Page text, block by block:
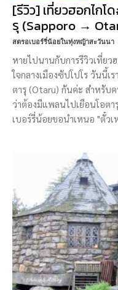
[รีวิว] เที่ยวฮอกไกโ
รุ (Sapporo →
สตรอเบอร์รี่น้อยในทุ่งหญ้าสะวันนา
หายไปนานกับการรีวิวเที่ยว
ใจกลางเมืองซัปโปโร วันนี้เ
ตารุ (Otaru) กันค่ะ สำหรับ
ว่าต้องมีแพลนไปเยือนโอต
เบอร์รี่น้อยขอนำเหนอ "ตั๋วเ